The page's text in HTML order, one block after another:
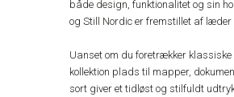
både design, funktionalitet og sin
og Still Nordic er fremstillet af
Uanset om du foretrækker
kollektion plads til mapper,
sort giver et tidløst og stilfuldt